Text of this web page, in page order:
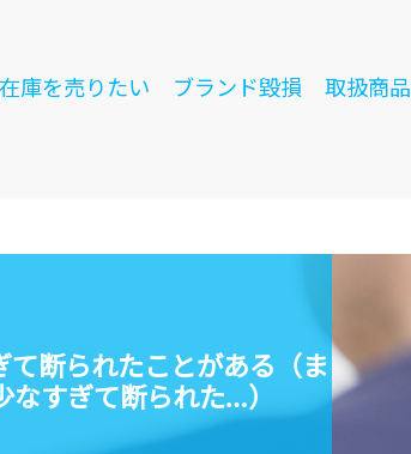
在庫を売りたい ブランド毀損 取扱商品
て断られたことがある（ま
なすぎて断られた…）